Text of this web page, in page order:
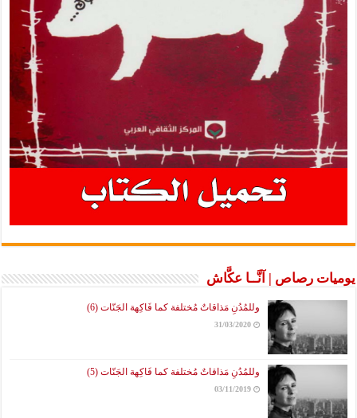
يوميات رصاص | آنَّــا عكَّاش
وللمُدُنِ مَذاقاتٌ مُختلفة كما فَاكِهة الجَنّات (6)
31/03/2020
وللمُدُنِ مَذاقاتٌ مُختلفة كما فَاكِهة الجَنّات (5)
03/11/2019